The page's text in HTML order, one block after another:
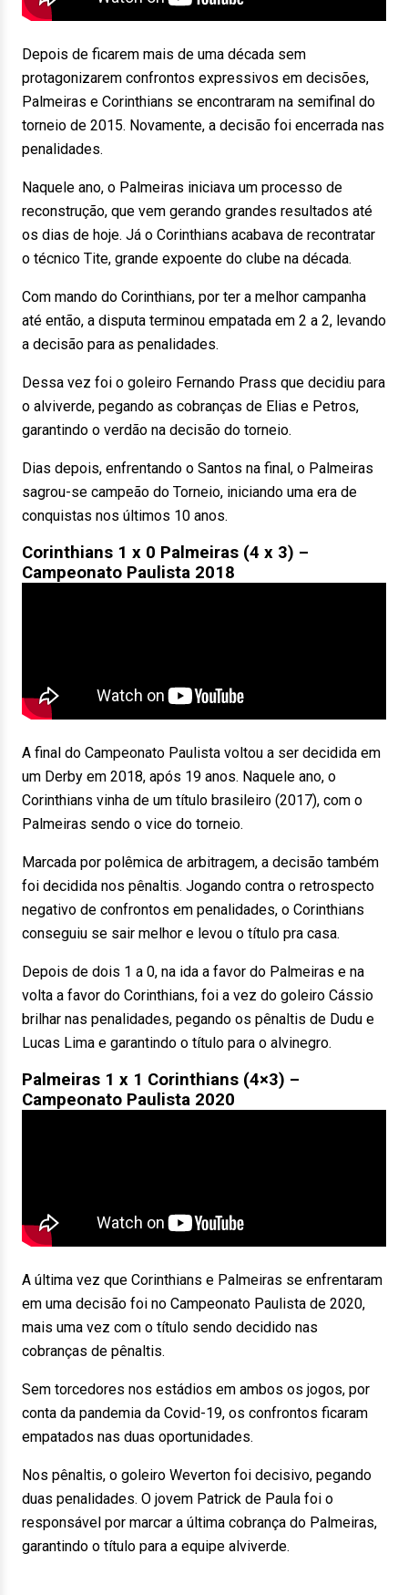
Depois de ficarem mais de uma década sem
protagonizarem confrontos expressivos em decisões,
Palmeiras e Corinthians se encontraram na semifinal do
torneio de 2015. Novamente, a decisão foi encerrada nas
penalidades.
Naquele ano, o Palmeiras iniciava um processo de
reconstrução, que vem gerando grandes resultados até
os dias de hoje. Já o Corinthians acabava de recontratar
o técnico Tite, grande expoente do clube na década.
Com mando do Corinthians, por ter a melhor campanha
até então, a disputa terminou empatada em 2 a 2, levando
a decisão para as penalidades.
Dessa vez foi o goleiro Fernando Prass que decidiu para
o alviverde, pegando as cobranças de Elias e Petros,
garantindo o verdão na decisão do torneio.
Dias depois, enfrentando o Santos na final, o Palmeiras
sagrou-se campeão do Torneio, iniciando uma era de
conquistas nos últimos 10 anos.
Corinthians 1 x 0 Palmeiras (4 x 3) –
Campeonato Paulista 2018
A final do Campeonato Paulista voltou a ser decidida em
um Derby em 2018, após 19 anos. Naquele ano, o
Corinthians vinha de um título brasileiro (2017), com o
Palmeiras sendo o vice do torneio.
Marcada por polêmica de arbitragem, a decisão também
foi decidida nos pênaltis. Jogando contra o retrospecto
negativo de confrontos em penalidades, o Corinthians
conseguiu se sair melhor e levou o título pra casa.
Depois de dois 1 a 0, na ida a favor do Palmeiras e na
volta a favor do Corinthians, foi a vez do goleiro Cássio
brilhar nas penalidades, pegando os pênaltis de Dudu e
Lucas Lima e garantindo o título para o alvinegro.
Palmeiras 1 x 1 Corinthians (4×3) –
Campeonato Paulista 2020
A última vez que Corinthians e Palmeiras se enfrentaram
em uma decisão foi no Campeonato Paulista de 2020,
mais uma vez com o título sendo decidido nas
cobranças de pênaltis.
Sem torcedores nos estádios em ambos os jogos, por
conta da pandemia da Covid-19, os confrontos ficaram
empatados nas duas oportunidades.
Nos pênaltis, o goleiro Weverton foi decisivo, pegando
duas penalidades. O jovem Patrick de Paula foi o
responsável por marcar a última cobrança do Palmeiras,
garantindo o título para a equipe alviverde.